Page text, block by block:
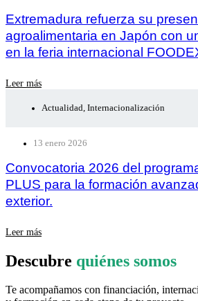
Extremadura refuerza su
agroalimentaria en Japón con
en la feria internacional
Leer más
Actualidad, Internacionalización
13 enero 2026
Convocatoria 2026 del
PLUS para la formación
exterior.
Leer más
Descubre quiénes somos
Te acompañamos con financiación,